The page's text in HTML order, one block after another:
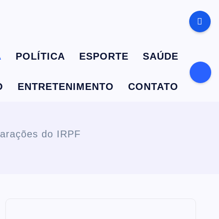
POLÍTICA ESPORTE SAÚDE
ENTRETENIMENTO CONTATO
do IRPF